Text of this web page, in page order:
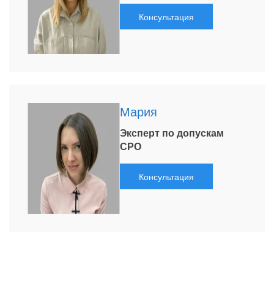
Консультация
Мария
Эксперт по допускам
СРО
Консультация